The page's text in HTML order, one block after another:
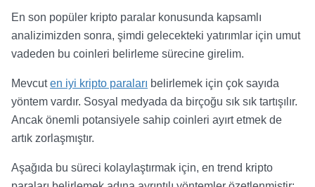
En son popüler kripto paralar konusunda kapsamlı
analizimizden sonra, şimdi gelecekteki yatırımlar için umut
vadeden bu coinleri belirleme sürecine girelim.
Mevcuten iyi kripto paraları belirlemek için çok sayıda
yöntem vardır. Sosyal medyada da birçoğu sık sık tartışılır.
Ancak önemli potansiyele sahip coinleri ayırt etmek de
artık zorlaşmıştır.
Aşağıda bu süreci kolaylaştırmak için, en trend kripto